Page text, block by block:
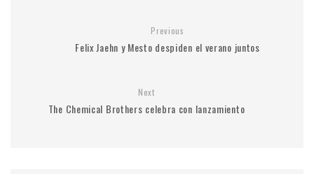
Previous
Felix Jaehn y Mesto despiden el verano juntos
Next
The Chemical Brothers celebra con lanzamiento